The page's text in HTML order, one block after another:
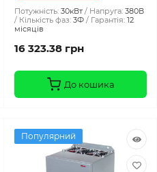
Потужність: 30кВт Напруга: 380В
Кількість фаз: 3Ф Гарантія: 12
місяців
16 323.38 грн
До кошика
Популярний